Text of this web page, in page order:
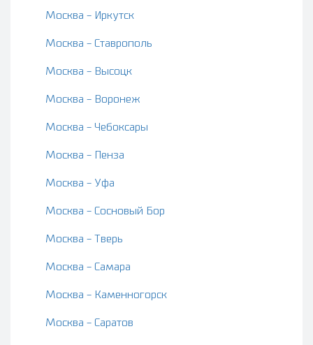
Москва - Иркутск
Москва - Ставрополь
Москва - Высоцк
Москва - Воронеж
Москва - Чебоксары
Москва - Пенза
Москва - Уфа
Москва - Сосновый Бор
Москва - Тверь
Москва - Самара
Москва - Каменногорск
Москва - Саратов